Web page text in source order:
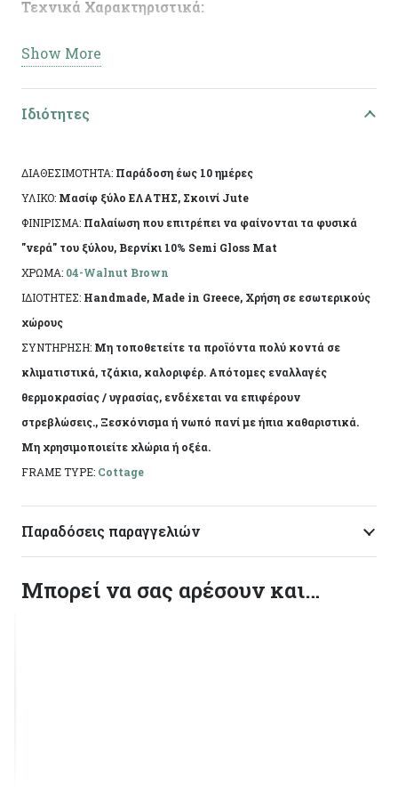
Τεχνικά Χαρακτηριστικά:
Υλικό:
Διαστάσεις:
κατασκευή, άχρωμο προστατευτικό βερνίκι,
ιδανικά για διακόσμηση.
Η πρώτη ύλη επιτρέπει να εμφανίζονται τυχόν
νερά ή ρόζοι. Το αντικείμενο ενδέχεται να φέρει
ελάχιστες αποκλίσεις ανά προϊόν λόγω της
χειροποίητης κατασκευής του. Made in Greece, by
Show More
Ιδιότητες
ΔΙΑΘΕΣΙΜΟΤΗΤΑ: Παράδοση έως 10 ημέρες
ΥΛΙΚΟ: Μασίφ ξύλο ΕΛΑΤΗΣ, Σκοινί Jute
ΦΙΝΙΡΙΣΜΑ: Παλαίωση που επιτρέπει να φαίνονται τα φυσικά
"νερά" του ξύλου, Βερνίκι 10% Semi Gloss Mat
ΧΡΩΜΑ: 04-Walnut Brown
ΙΔΙΟΤΗΤΕΣ: Handmade, Made in Greece, Χρήση σε εσωτερικούς
χώρους
ΣΥΝΤΗΡΗΣΗ: Μη τοποθετείτε τα προϊόντα πολύ κοντά σε
κλιματιστικά, τζάκια, καλοριφέρ. Απότομες εναλλαγές
θερμοκρασίας / υγρασίας, ενδέχεται να επιφέρουν
στρεβλώσεις., Ξεσκόνισμα ή νωπό πανί με ήπια καθαριστικά.
Μη χρησιμοποιείτε χλώρια ή οξέα.
FRAME TYPE: Cottage
Παραδόσεις παραγγελιών
Μπορεί να σας αρέσουν και…